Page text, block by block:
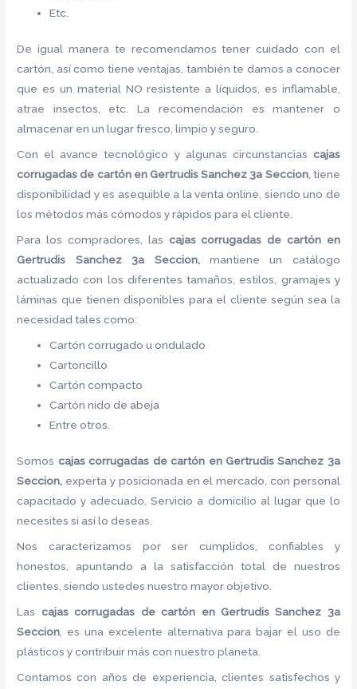
Etc.
De igual manera te recomendamos tener cuidado con el
cartón, así como tiene ventajas, también te damos a conocer
que es un material NO resistente a líquidos, es inflamable,
atrae insectos, etc. La recomendación es mantener o
almacenar en un lugar fresco, limpio y seguro.
Con el avance tecnológico y algunas circunstancias cajas
corrugadas de cartón en Gertrudis Sanchez 3a Seccion, tiene
disponibilidad y es asequible a la venta online, siendo uno de
los métodos más cómodos y rápidos para el cliente.
Para los compradores, las cajas corrugadas de cartón en
Gertrudis Sanchez 3a Seccion, mantiene un catálogo
actualizado con los diferentes tamaños, estilos, gramajes y
láminas que tienen disponibles para el cliente según sea la
necesidad tales como:
Cartón corrugado u ondulado
Cartoncillo
Cartón compacto
Cartón nido de abeja
Entre otros.
Somos cajas corrugadas de cartón en Gertrudis Sanchez 3a
Seccion, experta y posicionada en el mercado, con personal
capacitado y adecuado. Servicio a domicilio al lugar que lo
necesites si así lo deseas.
Nos caracterizamos por ser cumplidos, confiables y
honestos, apuntando a la satisfacción total de nuestros
clientes, siendo ustedes nuestro mayor objetivo.
Las cajas corrugadas de cartón en Gertrudis Sanchez 3a
Seccion , es una excelente alternativa para bajar el uso de
plásticos y contribuir más con nuestro planeta.
Contamos con años de experiencia, clientes satisfechos y